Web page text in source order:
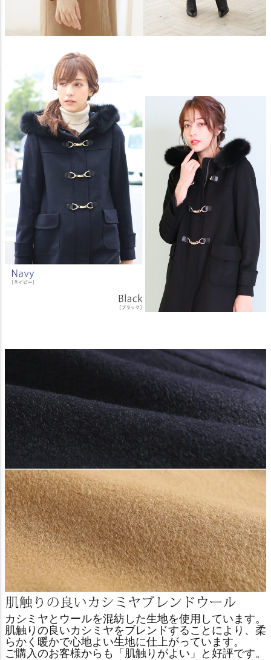
カシミヤとウールを混紡した生地を使用しています。
肌触りの良いカシミヤをブレンドすることにより、柔
らかく暖かで心地よい生地に仕上がっています。
ご購入のお客様からも「肌触りがよい」と好評です。